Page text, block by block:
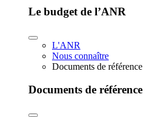
Le budget de l’ANR
L'ANR
Nous connaître
Documents de référence
Documents de référence